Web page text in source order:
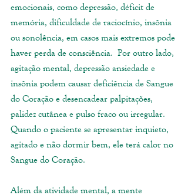
emocionais, como depressão, déficit de
memória, dificuldade de raciocínio, insônia
ou sonolência, em casos mais extremos pode
haver perda de consciência.  Por outro lado,
agitação mental, depressão ansiedade e
insônia podem causar deficiência de Sangue
do Coração e desencadear palpitações,
palidez cutânea e pulso fraco ou irregular.
Quando o paciente se apresentar inquieto,
agitado e não dormir bem, ele terá calor no
Sangue do Coração.
Além da atividade mental, a mente